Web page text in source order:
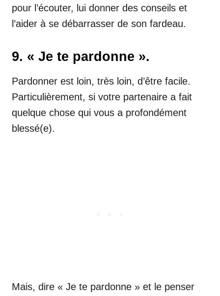
pour l’écouter, lui donner des conseils et
l’aider à se débarrasser de son fardeau.
9. « Je te pardonne ».
Pardonner est loin, très loin, d’être facile.
Particulièrement, si votre partenaire a fait
quelque chose qui vous a profondément
blessé(e).
Mais, dire « Je te pardonne » et le penser